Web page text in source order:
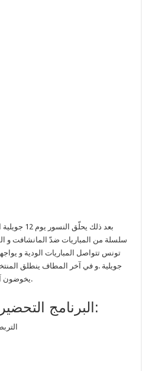
بعد ذلك
سلسلة من المباريات ضدّ المانشافت و
يخوضون آخر لقاء ودي أمام بولونيا يوم 3 أوت.
البرنامج التحضيري للألعاب الأولمبية:
التربص الأول: